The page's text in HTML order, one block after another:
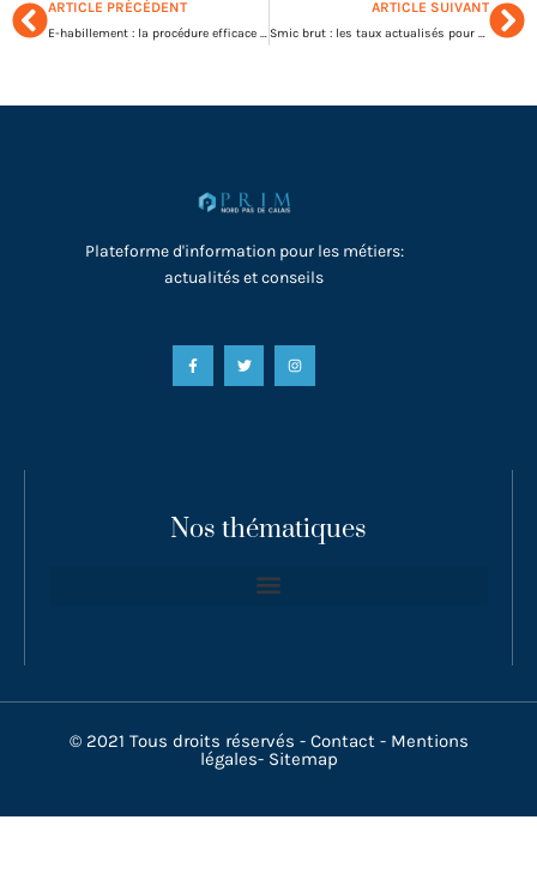
ARTICLE PRÉCÉDENT
E-habillement : la procédure efficace pour gérer vos points de dotation
ARTICLE SUIVANT
Smic brut : les taux actualisés pour garantir la conformité légale
Plateforme d'information pour les métiers:
actualités et conseils
Nos thématiques
© 2021 Tous droits réservés - Contact- Mentions
légales- Sitemap